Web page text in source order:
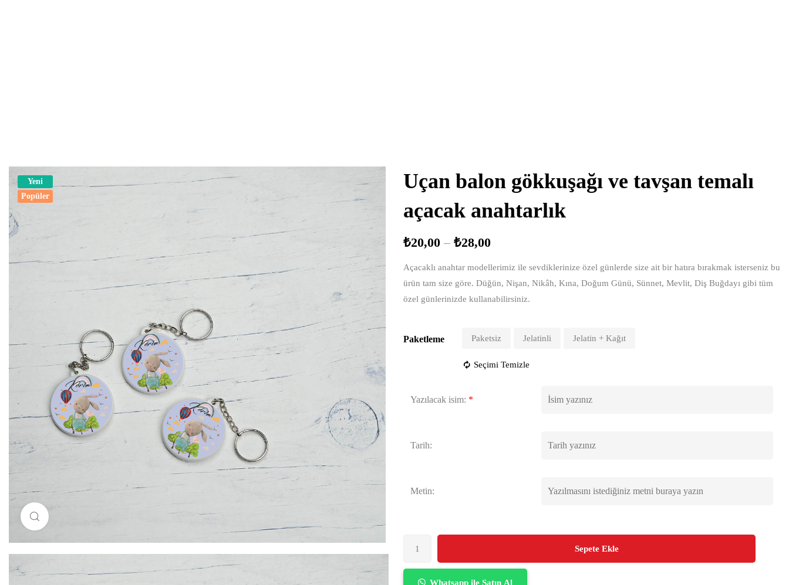
Yeni
Popüler
Uçan balon gökkuşağı ve tavşan temalı
açacak anahtarlık
₺20,00 – ₺28,00
Açacaklı anahtar modellerimiz ile sevdiklerinize özel günlerde size ait bir hatıra bırakmak isterseniz bu
ürün tam size göre. Düğün, Nişan, Nikâh, Kına, Doğum Günü, Sünnet, Mevlit, Diş Buğdayı gibi tüm
özel günlerinizde kullanabilirsiniz.
Paketleme Paketsiz Jelatinli Jelatin + Kağıt
Seçimi Temizle
Yazılacak isim: *
Tarih:
Metin:
Sepete Ekle
Whatsapp ile Satın Al